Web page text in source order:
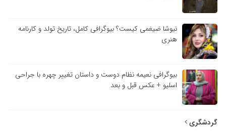
نیوشا ضیغمی کیست؟ بیوگرافی کامل، تاریخ تولد و کارنامه
هنری
بیوگرافی نعیمه نظام دوست و داستان تغییر چهره با جراحی
اسلیو + عکس قبل و بعد
گردشگری